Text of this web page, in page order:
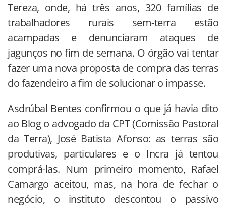
Tereza, onde, há três anos, 320 famílias de
trabalhadores rurais sem-terra estão
acampadas e denunciaram ataques de
jagunços no fim de semana. O órgão vai tentar
fazer uma nova proposta de compra das terras
do fazendeiro a fim de solucionar o impasse.
Asdrúbal Bentes confirmou o que já havia dito
ao Blog o advogado da CPT (Comissão Pastoral
da Terra), José Batista Afonso: as terras são
produtivas, particulares e o Incra já tentou
comprá-las. Num primeiro momento, Rafael
Camargo aceitou, mas, na hora de fechar o
negócio, o instituto descontou o passivo